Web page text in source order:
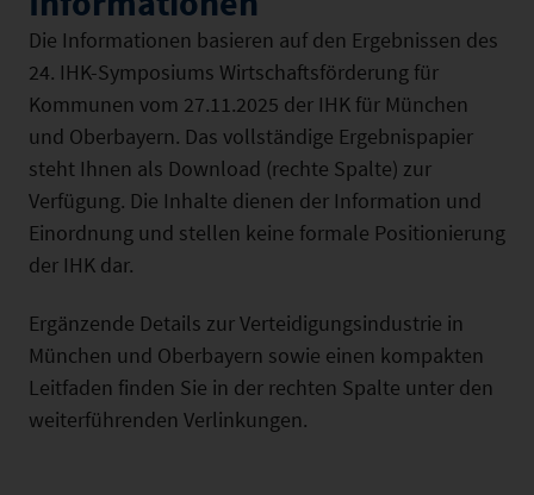
Die Informationen basieren auf den Ergebnissen des
24. IHK-Symposiums Wirtschaftsförderung für
Kommunen vom 27.11.2025 der IHK für München
und Oberbayern. Das vollständige Ergebnispapier
steht Ihnen als Download (rechte Spalte) zur
Verfügung. Die Inhalte dienen der Information und
Einordnung und stellen keine formale Positionierung
der IHK dar.
Ergänzende Details zur Verteidigungsindustrie in
München und Oberbayern sowie einen kompakten
Leitfaden finden Sie in der rechten Spalte unter den
weiterführenden Verlinkungen.